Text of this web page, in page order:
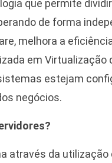
que permite
de forma
melhora a
em Virtualização
estejam
negócios.
através da